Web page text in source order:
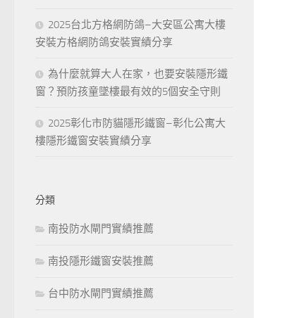
2025台北方格網防鴿–大安區公寓大樓
安裝方格網防鴿安裝實績分享
為什麼就算大人在家，也要安裝隱形鐵
窗？預防孩童墜樓最有效的5個安全守則
2025彰化市防貓隱形鐵窗–彰化公寓大
樓隱形鐵窗安裝實績分享
分類
南投防水閘門實績推薦
南投隱形鐵窗安裝推薦
台中防水閘門實績推薦